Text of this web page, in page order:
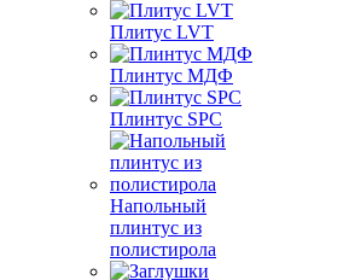
Плитус LVT
Плинтус МДФ
Плинтус SPC
Напольный
плинтус из
полистирола